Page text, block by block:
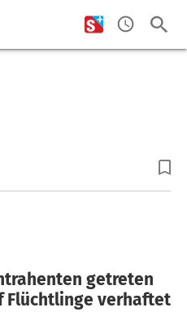
getreten
Flüchtlinge verhaftet